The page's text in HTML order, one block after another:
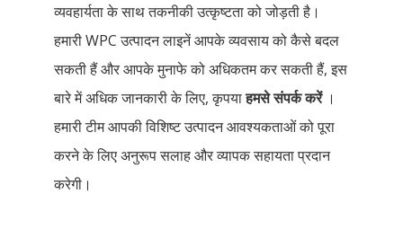
व्यवहार्यता के साथ तकनीकी उत्कृष्टता को जोड़ती है।
हमारी WPC उत्पादन लाइनें आपके व्यवसाय को कैसे बदल
सकती हैं और आपके मुनाफे को अधिकतम कर सकती हैं, इस
बारे में अधिक जानकारी के लिए, कृपयाहमसे संपर्क करें ।
हमारी टीम आपकी विशिष्ट उत्पादन आवश्यकताओं को पूरा
करने के लिए अनुरूप सलाह और व्यापक सहायता प्रदान
करेगी।